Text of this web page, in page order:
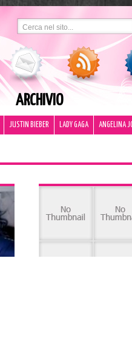
ARCHIVIO
JUSTIN BIEBER LADY GAGA ANGELINA